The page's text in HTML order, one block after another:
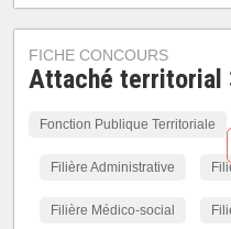
FICHE CONCOURS
Attaché territorial
Fonction Publique Territoriale
Filière Administrative
Filière Médico-social